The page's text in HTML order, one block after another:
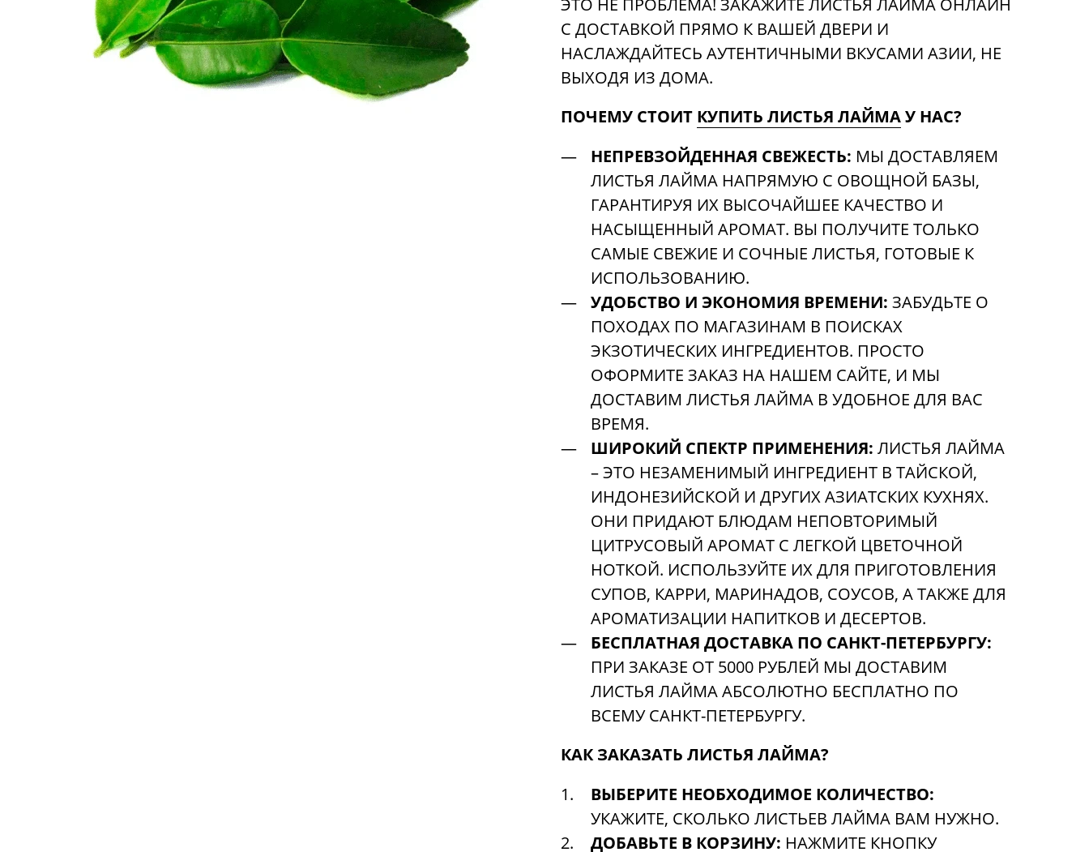
ЭТО НЕ ПРОБЛЕМА! ЗАКАЖИТЕ ЛИСТЬЯ ЛАЙМА ОНЛАЙН
С ДОСТАВКОЙ ПРЯМО К ВАШЕЙ ДВЕРИ И
НАСЛАЖДАЙТЕСЬ АУТЕНТИЧНЫМИ ВКУСАМИ АЗИИ, НЕ
ВЫХОДЯ ИЗ ДОМА.
ПОЧЕМУ СТОИТ КУПИТЬ ЛИСТЬЯ ЛАЙМАУ НАС?
НЕПРЕВЗОЙДЕННАЯ СВЕЖЕСТЬ: МЫ ДОСТАВЛЯЕМ
ЛИСТЬЯ ЛАЙМА НАПРЯМУЮ С ОВОЩНОЙ БАЗЫ,
ГАРАНТИРУЯ ИХ ВЫСОЧАЙШЕЕ КАЧЕСТВО И
НАСЫЩЕННЫЙ АРОМАТ. ВЫ ПОЛУЧИТЕ ТОЛЬКО
САМЫЕ СВЕЖИЕ И СОЧНЫЕ ЛИСТЬЯ, ГОТОВЫЕ К
ИСПОЛЬЗОВАНИЮ.
УДОБСТВО И ЭКОНОМИЯ ВРЕМЕНИ: ЗАБУДЬТЕ О
ПОХОДАХ ПО МАГАЗИНАМ В ПОИСКАХ
ЭКЗОТИЧЕСКИХ ИНГРЕДИЕНТОВ. ПРОСТО
ОФОРМИТЕ ЗАКАЗ НА НАШЕМ САЙТЕ, И МЫ
ДОСТАВИМ ЛИСТЬЯ ЛАЙМА В УДОБНОЕ ДЛЯ ВАС
ВРЕМЯ.
ШИРОКИЙ СПЕКТР ПРИМЕНЕНИЯ: ЛИСТЬЯ ЛАЙМА
– ЭТО НЕЗАМЕНИМЫЙ ИНГРЕДИЕНТ В ТАЙСКОЙ,
ИНДОНЕЗИЙСКОЙ И ДРУГИХ АЗИАТСКИХ КУХНЯХ.
ОНИ ПРИДАЮТ БЛЮДАМ НЕПОВТОРИМЫЙ
ЦИТРУСОВЫЙ АРОМАТ С ЛЕГКОЙ ЦВЕТОЧНОЙ
НОТКОЙ. ИСПОЛЬЗУЙТЕ ИХ ДЛЯ ПРИГОТОВЛЕНИЯ
СУПОВ, КАРРИ, МАРИНАДОВ, СОУСОВ, А ТАКЖЕ ДЛЯ
АРОМАТИЗАЦИИ НАПИТКОВ И ДЕСЕРТОВ.
БЕСПЛАТНАЯ ДОСТАВКА ПО САНКТ-ПЕТЕРБУРГУ:
ПРИ ЗАКАЗЕ ОТ 5000 РУБЛЕЙ МЫ ДОСТАВИМ
ЛИСТЬЯ ЛАЙМА АБСОЛЮТНО БЕСПЛАТНО ПО
ВСЕМУ САНКТ-ПЕТЕРБУРГУ.
КАК ЗАКАЗАТЬ ЛИСТЬЯ ЛАЙМА?
ВЫБЕРИТЕ НЕОБХОДИМОЕ КОЛИЧЕСТВО:
УКАЖИТЕ, СКОЛЬКО ЛИСТЬЕВ ЛАЙМА ВАМ НУЖНО.
ДОБАВЬТЕ В КОРЗИНУ: НАЖМИТЕ КНОПКУ